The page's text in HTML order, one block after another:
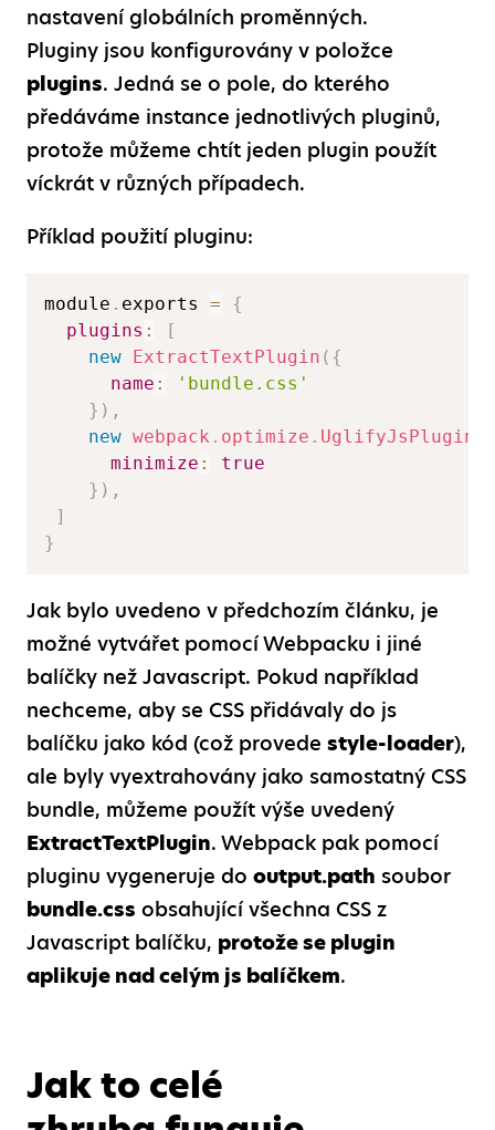
nastavení globálních proměnných.
Pluginy jsou konfigurovány v položce
plugins. Jedná se o pole, do kterého
předáváme instance jednotlivých pluginů,
protože můžeme chtít jeden plugin použít
víckrát v různých případech.
Příklad použití pluginu:
module . exports =
{
plugins :
[
new
ExtractTextPlugin ( {
name :
'bundle.css'
} ) ,
new webpack . optimize . UglifyJsPlugin
minimize :
true
} ) ,
]
}
Jak bylo uvedeno v předchozím článku, je
možné vytvářet pomocí Webpacku i jiné
balíčky než Javascript. Pokud například
nechceme, aby se CSS přidávaly do js
balíčku jako kód (což provede style-loader),
ale byly vyextrahovány jako samostatný CSS
bundle, můžeme použít výše uvedený
ExtractTextPlugin. Webpack pak pomocí
pluginu vygeneruje do output.path soubor
bundle.css obsahující všechna CSS z
Javascript balíčku, protože se plugin
aplikuje nad celým js balíčkem.
Jak to celé